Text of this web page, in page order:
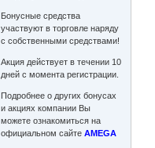
Бонусные средства
участвуют в торговле наряду
с собственными средствами!
Акция действует в течении 10
дней с момента регистрации.
Подробнее о других бонусах
и акциях компании Вы
можете ознакомиться на
официальном сайтеAMEGA